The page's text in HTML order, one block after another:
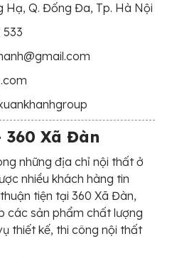
Hạ, Q. Đống Đa, Tp. Hà Nội
360 Xã Đàn
những địa chỉ nội thất ở
nhiều khách hàng tin
tiện tại 360 Xã Đàn,
các sản phẩm chất lượng
thiết kế, thi công nội thất